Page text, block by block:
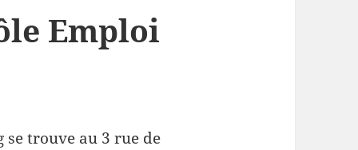
Emploi
se trouve au 3 rue de